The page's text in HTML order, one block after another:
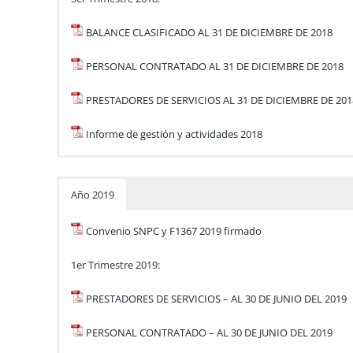
BALANCE CLASIFICADO AL 31 DE DICIEMBRE DE 2018
PERSONAL CONTRATADO AL 31 DE DICIEMBRE DE 2018
PRESTADORES DE SERVICIOS AL 31 DE DICIEMBRE DE
Informe de gestión y actividades 2018
Año 2019
Convenio SNPC y F1367 2019 firmado
1er Trimestre 2019:
PRESTADORES DE SERVICIOS – AL 30 DE JUNIO DEL 2019
PERSONAL CONTRATADO – AL 30 DE JUNIO DEL 2019